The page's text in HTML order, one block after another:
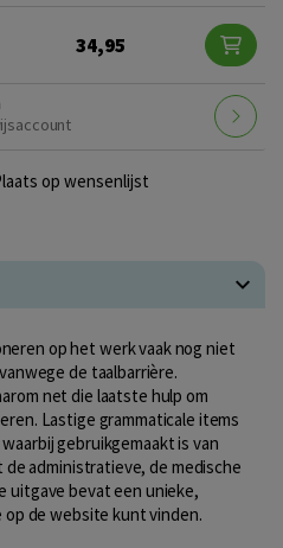
34,95
op wensenlijst
op het werk vaak nog niet
de taalbarrière.
net die laatste hulp om
Lastige grammaticale items
gebruikgemaakt is van
administratieve, de medische
uitgave bevat een unieke,
de website kunt vinden.